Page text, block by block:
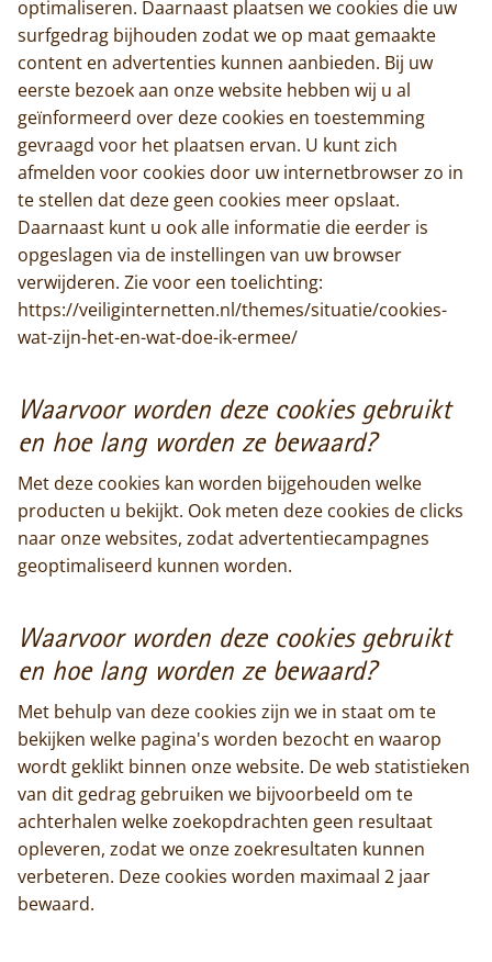
Home
optimaliseren. Daarnaast plaatsen we cookies die uw
surfgedrag bijhouden zodat we op maat gemaakte
content en advertenties kunnen aanbieden. Bij uw
eerste bezoek aan onze website hebben wij u al
geïnformeerd over deze cookies en toestemming
gevraagd voor het plaatsen ervan. U kunt zich
afmelden voor cookies door uw internetbrowser zo in
te stellen dat deze geen cookies meer opslaat.
Daarnaast kunt u ook alle informatie die eerder is
opgeslagen via de instellingen van uw browser
verwijderen. Zie voor een toelichting:
https://veiliginternetten.nl/themes/situatie/cookies-
wat-zijn-het-en-wat-doe-ik-ermee/
Waarvoor worden deze cookies gebruikt
en hoe lang worden ze bewaard?
Met deze cookies kan worden bijgehouden welke
producten u bekijkt. Ook meten deze cookies de clicks
naar onze websites, zodat advertentiecampagnes
geoptimaliseerd kunnen worden.
Waarvoor worden deze cookies gebruikt
en hoe lang worden ze bewaard?
Met behulp van deze cookies zijn we in staat om te
bekijken welke pagina's worden bezocht en waarop
wordt geklikt binnen onze website. De web statistieken
van dit gedrag gebruiken we bijvoorbeeld om te
achterhalen welke zoekopdrachten geen resultaat
opleveren, zodat we onze zoekresultaten kunnen
verbeteren. Deze cookies worden maximaal 2 jaar
bewaard.